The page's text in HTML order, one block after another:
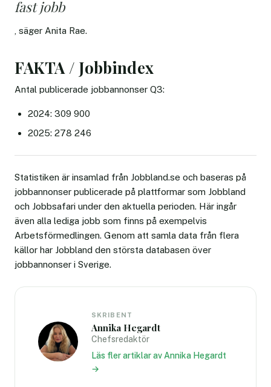
fast jobb
, säger Anita Rae.
FAKTA / Jobbindex
Antal publicerade jobbannonser Q3:
2024: 309 900
2025: 278 246
Statistiken är insamlad från Jobbland.se och baseras på
jobbannonser publicerade på plattformar som Jobbland
och Jobbsafari under den aktuella perioden. Här ingår
även alla lediga jobb som finns på exempelvis
Arbetsförmedlingen. Genom att samla data från flera
källor har Jobbland den största databasen över
jobbannonser i Sverige.
SKRIBENT
Annika Hegardt
Chefsredaktör
Läs fler artiklar av Annika Hegardt
→